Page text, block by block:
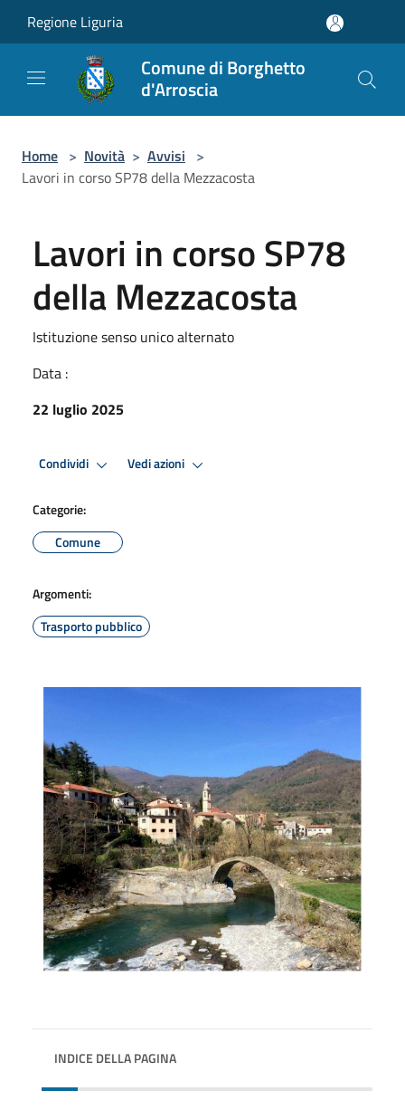
Regione Liguria
Comune di Borghetto
d'Arroscia
Home > Novità > Avvisi >
Lavori in corso SP78 della Mezzacosta
Lavori in corso SP78
della Mezzacosta
Istituzione senso unico alternato
Data :
22 luglio 2025
Condividi Vedi azioni
Categorie:
Comune
Argomenti:
Trasporto pubblico
INDICE DELLA PAGINA